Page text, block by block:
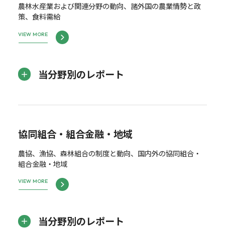
農林水産業および関連分野の動向、諸外国の農業情勢と政
策、食料需給
VIEW MORE
当分野別のレポート
協同組合・組合金融・地域
農協、漁協、森林組合の制度と動向、国内外の協同組合・
組合金融・地域
VIEW MORE
当分野別のレポート